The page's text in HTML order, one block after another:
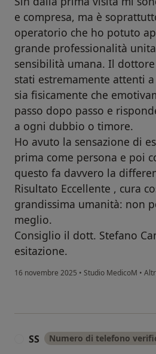
e compresa, ma è
operatorio che ho potuto
grande professionalità
sensibilità umana. Il
stati estremamente attenti
sia fisicamente che
passo dopo passo e
a ogni dubbio o timore.
Ho avuto la sensazione di
prima come persona e poi
questo fa davvero la
Risultato Eccellente , cura
grandissima umanità: non
meglio.
Consiglio il dott. Stefano
esitazione.
16 novembre 2025 • Studio MedicoM •
SS Numero di telefono